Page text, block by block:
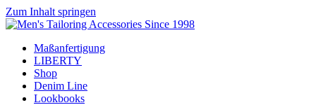
Zum Inhalt springen
Maßanfertigung
LIBERTY
Shop
Denim Line
Lookbooks